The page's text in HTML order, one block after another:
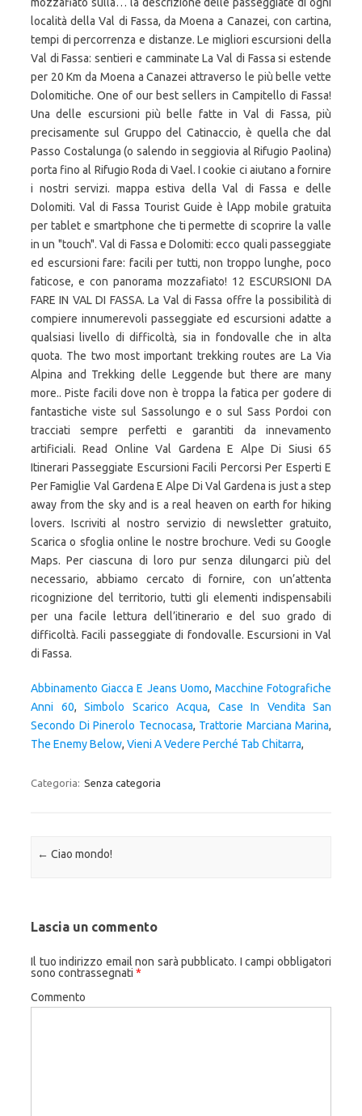
Abbinamento Giacca E Jeans Uomo, Macchine Fotografiche
Anni 60, Simbolo Scarico Acqua, Case In Vendita San
Secondo Di Pinerolo Tecnocasa, Trattorie Marciana Marina,
The Enemy Below, Vieni A Vedere Perché Tab Chitarra,
Categoria: Senza categoria
Navigazione articolo
← Ciao mondo!
Lascia un commento
Il tuo indirizzo email non sarà pubblicato. I campi obbligatori
sono contrassegnati *
Commento